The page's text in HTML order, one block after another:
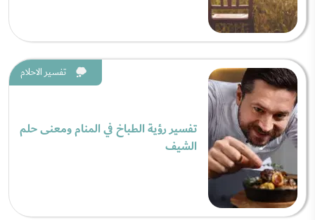
تفسير الاحلام
تفسير رؤية الطباخ في المنام ومعنى حلم
الشيف